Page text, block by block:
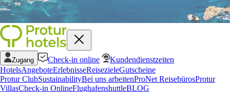
Zugang Check-in online
Kundendienstzeiten
HotelsAngeboteErlebnisseReisezieleGutscheine
Protur ClubSustainabilityBei uns arbeitenProNet ReisebürosProtur
VillasCheck-in OnlineFlughafenshuttleBLOG